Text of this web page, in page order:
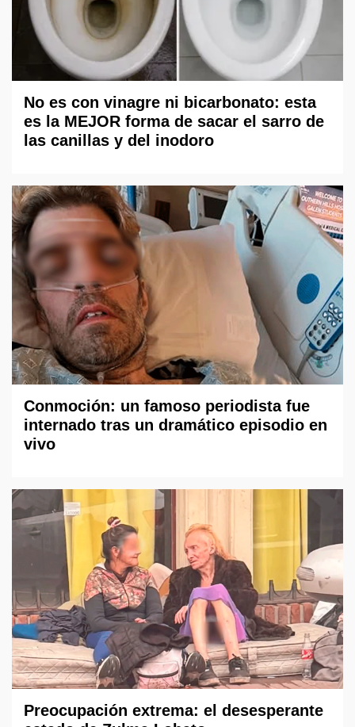
No es con vinagre ni bicarbonato: esta
es la MEJOR forma de sacar el sarro de
las canillas y del inodoro
Conmoción: un famoso periodista fue
internado tras un dramático episodio en
vivo
Preocupación extrema: el desesperante